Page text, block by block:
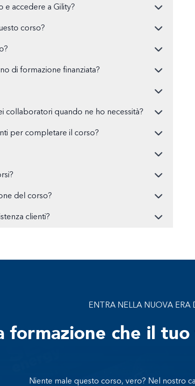
e accedere a Gility?
corso?
di formazione finanziata?
collaboratori quando ne ho necessità?
per completare il corso?
del corso?
clienti?
ENTRA NELLA NUOVA ERA
formazione che il
Niente male questo corso, vero? Nel nostro